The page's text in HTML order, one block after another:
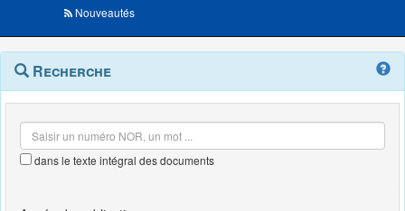
Nouveautés
Navigation
outils
Menu
contextuel
Recherche
dans le texte intégral des documents